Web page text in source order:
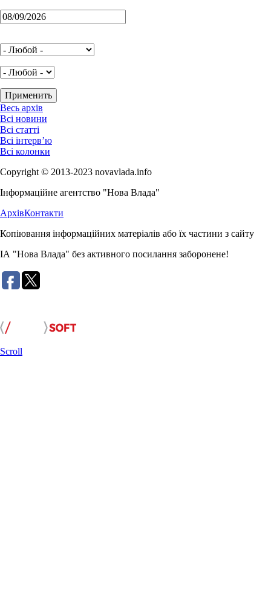
Весь архів
Всі новини
Всі статті
Всі інтерв’ю
Всі колонки
Copyright © 2013-2023 novavlada.info
Інформаційне агентство "Нова Влада"
АрхівКонтакти
Копіювання інформаційних матеріалів або їх частини з сайту
ІА "Нова Влада" без активного посилання заборонене!
Scroll